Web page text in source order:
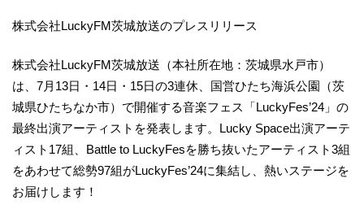
株式会社LuckyFM茨城放送のプレスリリース
株式会社LuckyFM茨城放送（本社所在地：茨城県水戸市）
は、7月13日・14日・15日の3連休、国営ひたち海浜公園（茨
城県ひたちなか市）で開催する音楽フェス「LuckyFes’24」の
最終出演アーティストを発表します。Lucky Space出演アーテ
ィスト17組、Battle to LuckyFesを勝ち抜いたアーティスト3組
をあわせて総勢97組がLuckyFes’24に集結し、熱いステージを
お届けします！